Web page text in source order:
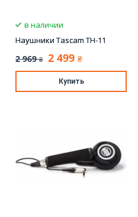
в наличии
Наушники Tascam TH-11
2 969 ₴ 2 499 ₴
Купить